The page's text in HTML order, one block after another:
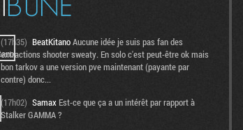
(17h35) BeatKitanoAucune idée je suis pas fan des
extractions shooter sweaty. En solo c'est peut-être ok mais
bon tarkov a une version pve maintenant (payante par
contre) donc...
(17h02) Samax Est-ce que ça a un intérêt par rapport à
Stalker GAMMA ?